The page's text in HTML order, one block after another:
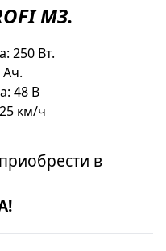
M3.
250 Вт.
Ач.
48 В
км/ч
в